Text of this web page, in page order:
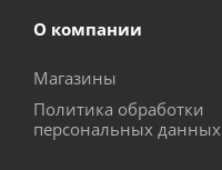
О компании
Магазины
Политика обработки
персональных данных